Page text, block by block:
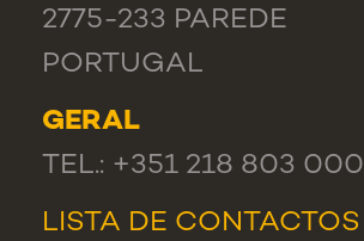
2775-233 PAREDE
PORTUGAL
GERAL
TEL.: +351 218 803 000
LISTA DE CONTACTOS